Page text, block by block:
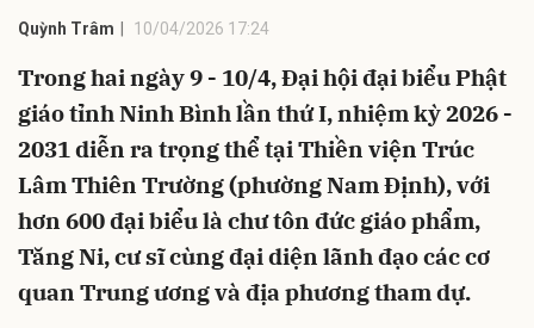
Quỳnh Trâm 10/04/2026 17:24
Trong hai ngày 9 - 10/4, Đại hội đại biểu Phật
giáo tỉnh Ninh Bình lần thứ I, nhiệm kỳ 2026 -
2031 diễn ra trọng thể tại Thiền viện Trúc
Lâm Thiên Trường (phường Nam Định), với
hơn 600 đại biểu là chư tôn đức giáo phẩm,
Tăng Ni, cư sĩ cùng đại diện lãnh đạo các cơ
quan Trung ương và địa phương tham dự.